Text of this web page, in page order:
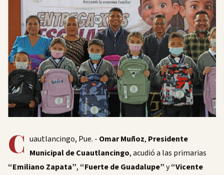
C uautlancingo, Pue. - Omar Muñoz, Presidente
Municipal de Cuautlancingo, acudió a las primarias
“Emiliano Zapata”,“Fuerte de Guadalupe”y“Vicente